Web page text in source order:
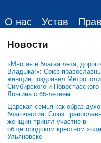
О нас Устав
Новости
«Многая и благая лета,
Владыка!»: Союз
женщин поздравил
Симбирского и Новоспасского
Лонгина с 65-летием
Царская семья как образ
благочестия: Союз
женщин принял участие в
общегородском крестном
Ульяновске